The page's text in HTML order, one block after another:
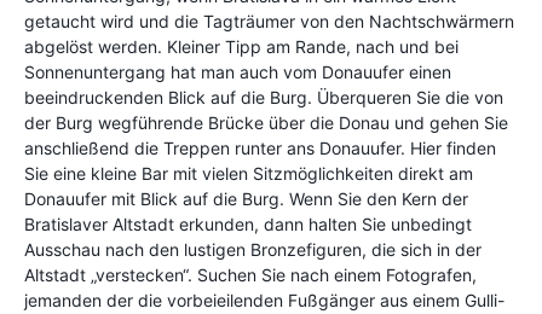
getaucht wird und die Tagträumer von den Nachtschwärmern
abgelöst werden. Kleiner Tipp am Rande, nach und bei
Sonnenuntergang hat man auch vom Donauufer einen
beeindruckenden Blick auf die Burg. Überqueren Sie die von
der Burg wegführende Brücke über die Donau und gehen Sie
anschließend die Treppen runter ans Donauufer. Hier finden
Sie eine kleine Bar mit vielen Sitzmöglichkeiten direkt am
Donauufer mit Blick auf die Burg. Wenn Sie den Kern der
Bratislaver Altstadt erkunden, dann halten Sie unbedingt
Ausschau nach den lustigen Bronzefiguren, die sich in der
Altstadt „verstecken“. Suchen Sie nach einem Fotografen,
jemanden der die vorbeieilenden Fußgänger aus einem Gulli-